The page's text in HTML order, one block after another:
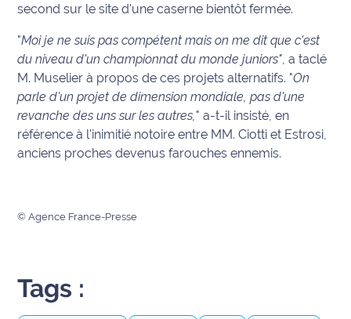
de Jeff
C'est
mon
club
Les
Bon
Nous
second sur le site d'une caserne bientôt fermée.
"Moi je ne suis pas compétent mais on me dit que c'est
du niveau d'un championnat du monde juniors" , a taclé
M. Muselier à propos de ces projets alternatifs. "On
parle d'un projet de dimension mondiale, pas d'une
revanche des uns sur les autres, " a-t-il insisté, en
référence à l'inimitié notoire entre MM. Ciotti et Estrosi,
anciens proches devenus farouches ennemis.
© Agence France-Presse
Tags :